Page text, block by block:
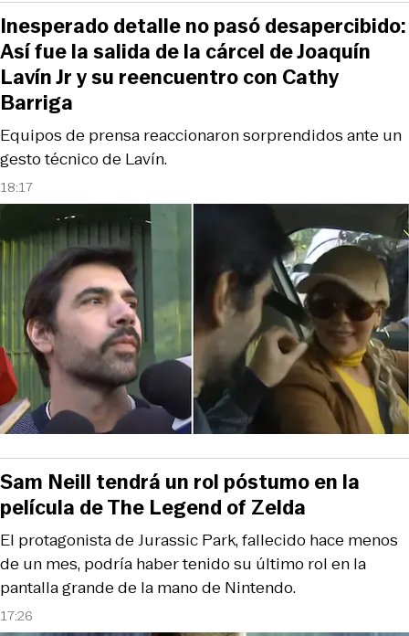
18:17
Equipos de prensa reaccionaron sorprendidos ante un
gesto técnico de Lavín.
Inesperado detalle no pasó desapercibido:
Así fue la salida de la cárcel de Joaquín
Lavín Jr y su reencuentro con Cathy
Barriga
17:26
El protagonista de Jurassic Park, fallecido hace menos
de un mes, podría haber tenido su último rol en la
pantalla grande de la mano de Nintendo.
Sam Neill tendrá un rol póstumo en la
película de The Legend of Zelda